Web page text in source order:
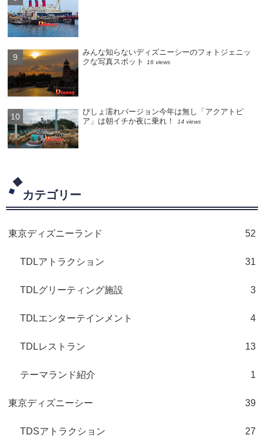
みんな知らないディズニーシーのフォトジェニッ
クな写真スポット
16 views
びしょ濡れバージョン今年は無し「アクアトピ
ア」は朝イチか夜に乗れ！
14 views
カテゴリー
東京ディズニーランド 52
TDLアトラクション 31
TDLグリーティング施設 3
TDLエンターテインメント 4
TDLレストラン 13
テーマランド紹介 1
東京ディズニーシー 39
TDSアトラクション 27